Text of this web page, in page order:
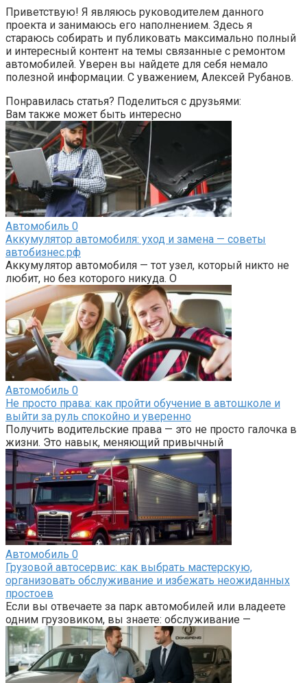
Приветствую! Я являюсь руководителем данного
проекта и занимаюсь его наполнением. Здесь я
стараюсь собирать и публиковать максимально полный
и интересный контент на темы связанные с ремонтом
автомобилей. Уверен вы найдете для себя немало
полезной информации. С уважением, Алексей Рубанов.
Понравилась статья? Поделиться с друзьями:
Вам также может быть интересно
Автомобиль 0
Аккумулятор автомобиля: уход и замена — советы
автобизнес.рф
Аккумулятор автомобиля — тот узел, который никто не
любит, но без которого никуда. О
Автомобиль 0
Не просто права: как пройти обучение в автошколе и
выйти за руль спокойно и уверенно
Получить водительские права — это не просто галочка в
жизни. Это навык, меняющий привычный
Автомобиль 0
Грузовой автосервис: как выбрать мастерскую,
организовать обслуживание и избежать неожиданных
простоев
Если вы отвечаете за парк автомобилей или владеете
одним грузовиком, вы знаете: обслуживание —